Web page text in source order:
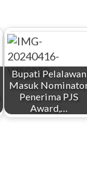
Bupati Pelalawan
Masuk
Penerima PJS
Award,…